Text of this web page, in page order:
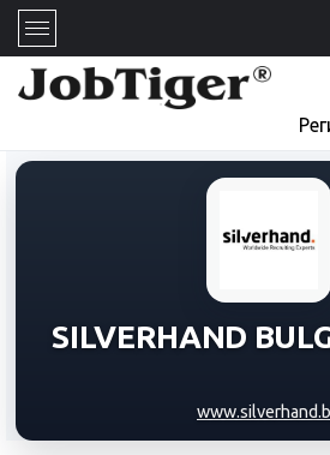
SILVERHAND